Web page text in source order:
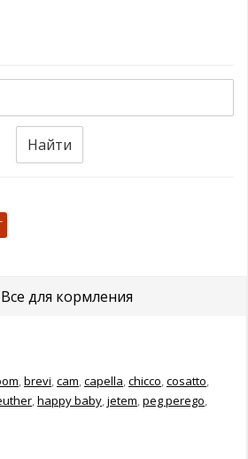
Найти
Все для кормления
,brevi,cam,capella,chicco,cosatto,
,happy baby,jetem,peg perego,